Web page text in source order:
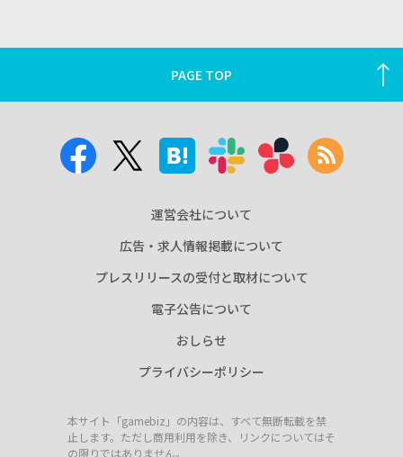
PAGE TOP
運営会社について
広告・求人情報掲載について
プレスリリースの受付と取材について
電子公告について
おしらせ
プライバシーポリシー
本サイト「gamebiz」の内容は、すべて無断転載を禁
止します。ただし商用利用を除き、リンクについてはそ
の限りではありません。